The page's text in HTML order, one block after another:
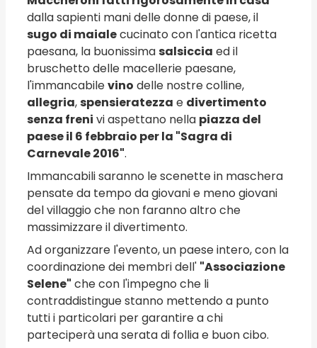
dalla sapienti mani delle donne di paese, il
sugo di maialecucinato con l'antica ricetta
paesana, la buonissimasalsiccia ed il
bruschetto delle macellerie paesane,
l'immancabilevino delle nostre colline,
allegria,spensieratezza e divertimento
senza freni vi aspettano nella piazza del
paese il 6 febbraio per la "Sagra di
Carnevale 2016".
Immancabili saranno le scenette in maschera
pensate da tempo da giovani e meno giovani
del villaggio che non faranno altro che
massimizzare il divertimento.
Ad organizzare l'evento, un paese intero, con la
coordinazione dei membri dell' "Associazione
Selene" che con l'impegno che li
contraddistingue stanno mettendo a punto
tutti i particolari per garantire a chi
parteciperà una serata di follia e buon cibo.